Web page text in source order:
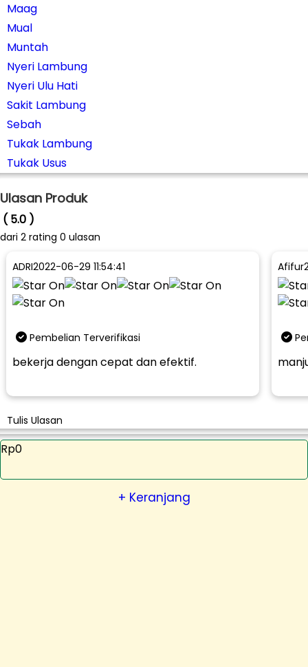
Maag
Mual
Muntah
Nyeri Lambung
Nyeri Ulu Hati
Sakit Lambung
Sebah
Tukak Lambung
Tukak Usus
Ulasan Produk
( 5.0 )
dari 2 rating 0 ulasan
ADRI2022-06-29 11:54:41
Pembelian Terverifikasi
bekerja dengan cepat dan efektif.
Afifur
Tulis Ulasan
Rp0
+ Keranjang